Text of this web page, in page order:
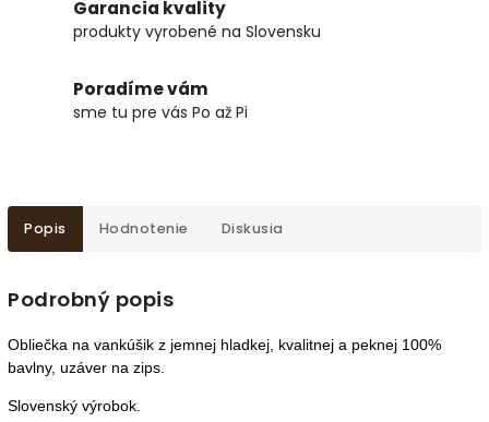
Garancia kvality
produkty vyrobené na Slovensku
Poradíme vám
sme tu pre vás Po až Pi
Popis Hodnotenie Diskusia
Podrobný popis
Obliečka na vankúšik z jemnej hladkej, kvalitnej a peknej 100%
bavlny, uzáver na zips.
Slovenský výrobok.